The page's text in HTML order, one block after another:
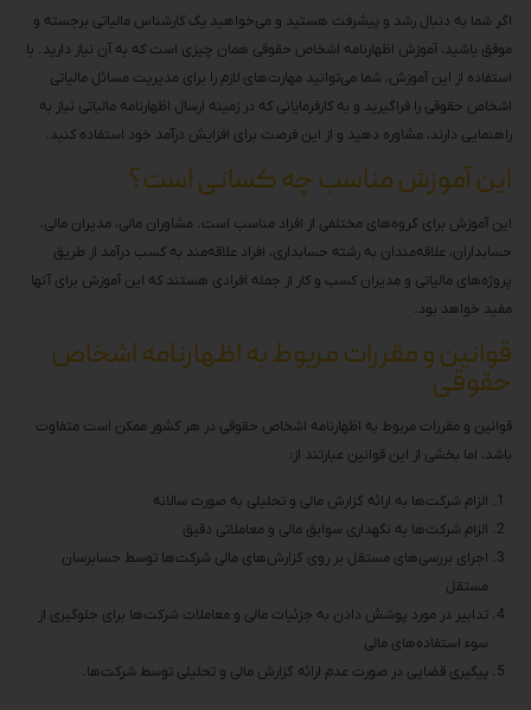
اگر شما به دنبال رشد و پیشرفت هستید و می‌خواهید یک کارشناس مالیاتی برجسته و
موفق باشید، آموزش اظهارنامه اشخاص حقوقی همان چیزی است که به آن نیاز دارید. با
استفاده از این آموزش، شما می‌توانید مهارت‌های لازم را برای مدیریت مسائل مالیاتی
اشخاص حقوقی را فراگیرید و به کارفرمایانی که در زمینه ارسال اظهارنامه مالیاتی نیاز به
راهنمایی دارند، مشاوره دهید و از این فرصت برای افزایش درآمد خود استفاده کنید.
این آموزش مناسب چه کسانی است؟
این آموزش برای گروه‌های مختلفی از افراد مناسب است. مشاوران مالی، مدیران مالی،
حسابداران، علاقه‌مندان به رشته حسابداری، افراد علاقه‌مند به کسب درآمد از طریق
پروژه‌های مالیاتی و مدیران کسب و کار از جمله افرادی هستند که این آموزش برای آنها
مفید خواهد بود.
قوانین و مقررات مربوط به اظهارنامه اشخاص
حقوقی
قوانین و مقررات مربوط به اظهارنامه اشخاص حقوقی در هر کشور ممکن است متفاوت
باشد، اما بخشی از این قوانین عبارتند از:
الزام شرکت‌ها به ارائه گزارش مالی و تحلیلی به صورت سالانه
الزام شرکت‌ها به نگهداری سوابق مالی و معاملاتی دقیق
اجرای بررسی‌های مستقل بر روی گزارش‌های مالی شرکت‌ها توسط حسابرسان
مستقل
تدابیر در مورد پوشش دادن به جزئیات مالی و معاملات شرکت‌ها برای جلوگیری از
سوء استفاده‌های مالی
پیگیری قضایی در صورت عدم ارائه گزارش مالی و تحلیلی توسط شرکت‌ها.